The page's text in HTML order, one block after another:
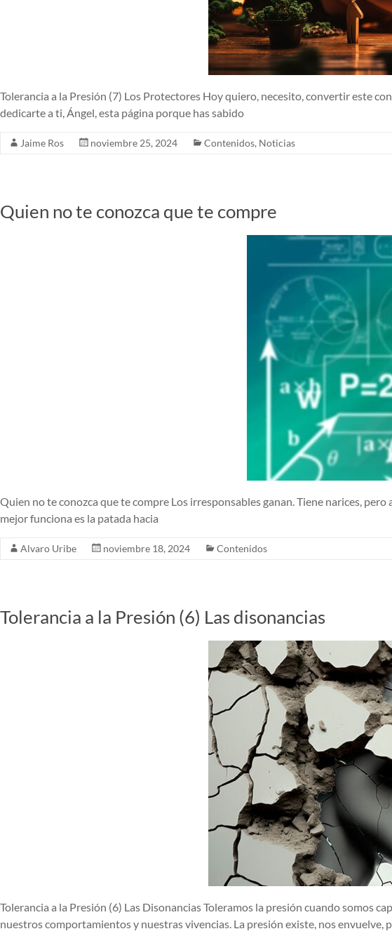
Tolerancia a la Presión (7) Los Protectores Hoy quiero, necesito, convertir este
dedicarte a ti, Ángel, esta página porque has sabido
Jaime Ros noviembre 25, 2024 Contenidos, Noticias
Quien no te conozca que te compre
Quien no te conozca que te compre Los irresponsables ganan. Tiene narices,
mejor funciona es la patada hacia
Alvaro Uribe noviembre 18, 2024 Contenidos
Tolerancia a la Presión (6) Las disonancias
Tolerancia a la Presión (6) Las Disonancias Toleramos la presión cuando somos
nuestros comportamientos y nuestras vivencias. La presión existe, nos envuelve,